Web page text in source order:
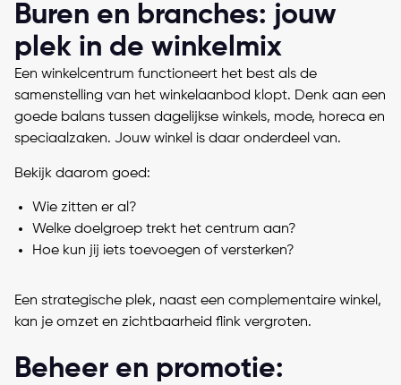
Buren en branches: jouw
plek in de winkelmix
Een winkelcentrum functioneert het best als de
samenstelling van het winkelaanbod klopt. Denk aan een
goede balans tussen dagelijkse winkels, mode, horeca en
speciaalzaken. Jouw winkel is daar onderdeel van.
Bekijk daarom goed:
Wie zitten er al?
Welke doelgroep trekt het centrum aan?
Hoe kun jij iets toevoegen of versterken?
Een strategische plek, naast een complementaire winkel,
kan je omzet en zichtbaarheid flink vergroten.
Beheer en promotie: